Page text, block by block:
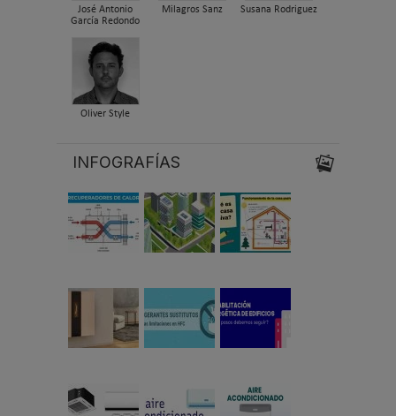
José Antonio
García Redondo
Milagros Sanz Susana Rodriguez
Oliver Style
INFOGRAFÍAS